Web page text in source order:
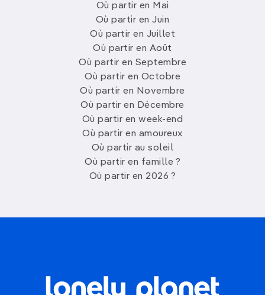
Où partir en Mai
Où partir en Juin
Où partir en Juillet
Où partir en Août
Où partir en Septembre
Où partir en Octobre
Où partir en Novembre
Où partir en Décembre
Où partir en week-end
Où partir en amoureux
Où partir au soleil
Où partir en famille ?
Où partir en 2026 ?